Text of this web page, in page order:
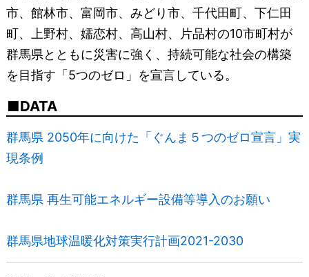
市、館林市、富岡市、みどり市、千代田町、下仁田
町、上野村、嬬恋村、高山村、片品村の10市町村が
群馬県とともに災害に強く、持続可能な社会の構築
を目指す「5つのゼロ」を宣言している。
DATA
群馬県 2050年に向けた「ぐんま５つのゼロ宣言」実
現条例
群馬県 再生可能エネルギー設備等導入のお願い
群馬県地球温暖化対策実行計画2021-2030